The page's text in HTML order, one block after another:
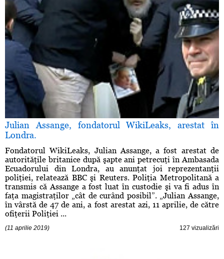
Julian Assange, fondatorul WikiLeaks, arestat în
Londra.
Fondatorul WikiLeaks, Julian Assange, a fost arestat de
autorităţile britanice după şapte ani petrecuţi în Ambasada
Ecuadorului din Londra, au anunţat joi reprezentanţii
poliţiei, relatează BBC şi Reuters. Poliţia Metropolitană a
transmis că Assange a fost luat în custodie şi va fi adus în
faţa magistraţilor „cât de curând posibil”. „Julian Assange,
în vârstă de 47 de ani, a fost arestat azi, 11 aprilie, de către
ofiţerii Poliţiei ...
(11 aprilie 2019) 127 vizualizări